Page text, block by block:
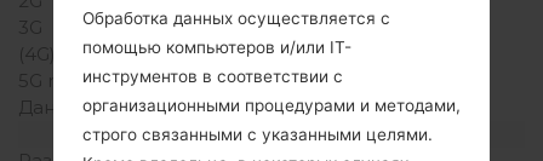
3G
-
(4G) LTE
-
5G network
-
Данные
-
Дисплей
Обработка данных осуществляется с
помощью компьютеров и/или IT-
инструментов в соответствии с
организационными процедурами и методами,
строго связанными с указанными целями.